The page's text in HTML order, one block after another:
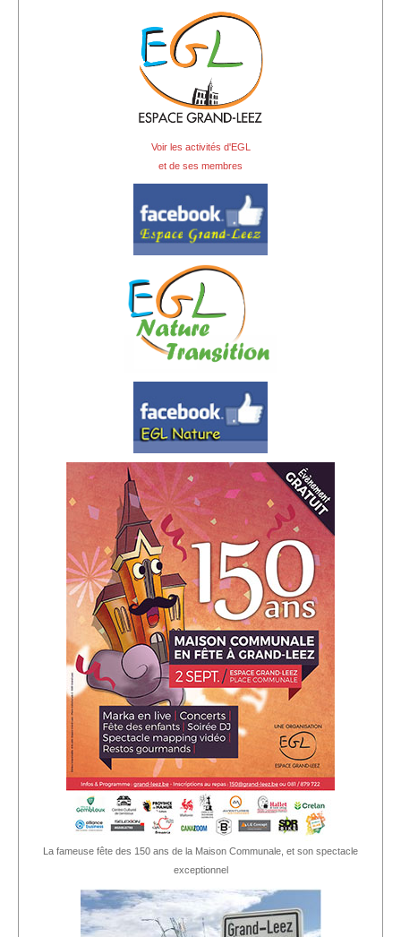
Reportages photographiques
Vidéos récentes
Vidéos archives
Inscrivez-vous à notre Lettre d'information
Voir les activités d'EGL
et de ses membres
La fameuse fête des 150 ans de la Maison Communale, et son spectacle
exceptionnel